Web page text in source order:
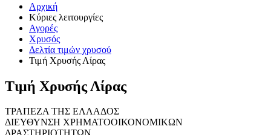
Αρχική
Κύριες λειτουργίες
Αγορές
Χρυσός
Δελτία τιμών χρυσού
Τιμή Χρυσής Λίρας
Τιμή Χρυσής Λίρας
ΤΡΑΠΕΖΑ ΤΗΣ ΕΛΛΑΔΟΣ
ΔΙΕΥΘΥΝΣΗ ΧΡΗΜΑΤΟΟΙΚΟΝΟΜΙΚΩΝ